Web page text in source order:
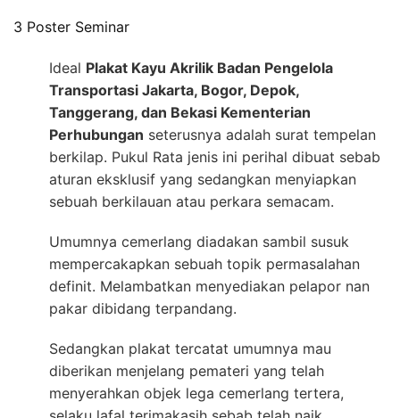
3 Poster Seminar
Ideal Plakat Kayu Akrilik Badan Pengelola
Transportasi Jakarta, Bogor, Depok,
Tanggerang, dan Bekasi Kementerian
Perhubungan seterusnya adalah surat tempelan
berkilap. Pukul Rata jenis ini perihal dibuat sebab
aturan eksklusif yang sedangkan menyiapkan
sebuah berkilauan atau perkara semacam.
Umumnya cemerlang diadakan sambil susuk
mempercakapkan sebuah topik permasalahan
definit. Melambatkan menyediakan pelapor nan
pakar dibidang terpandang.
Sedangkan plakat tercatat umumnya mau
diberikan menjelang pemateri yang telah
menyerahkan objek lega cemerlang tertera,